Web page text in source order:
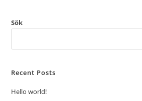
Sök
Recent Posts
Hello world!